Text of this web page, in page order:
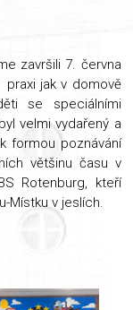
završili 7. června
jak v domově
se speciálními
velmi vydařený a
formou poznávání
většinu času v
Rotenburg, kteří
Místku v jeslích.